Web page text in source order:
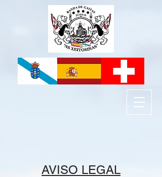
AVISO LEGAL